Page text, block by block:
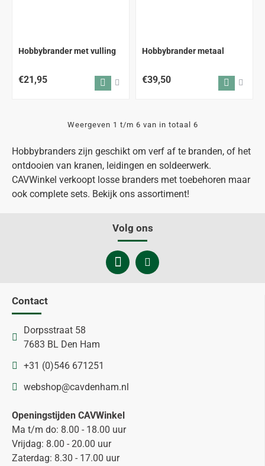
Hobbybranders zijn geschikt om verf af te branden, of het
ontdooien van kranen, leidingen en soldeerwerk.
CAVWinkel verkoopt losse branders met toebehoren maar
ook complete sets. Bekijk ons assortiment!
Hobbybrander met vulling
€21,95
Hobbybrander metaal
€39,50
Weergeven 1 t/m 6 van in totaal 6
Volg ons
Contact
Dorpsstraat 58
7683 BL Den Ham
+31 (0)546 671251
webshop@cavdenham.nl
Openingstijden CAVWinkel
Ma t/m do: 8.00 - 18.00 uur
Vrijdag: 8.00 - 20.00 uur
Zaterdag: 8.30 - 17.00 uur